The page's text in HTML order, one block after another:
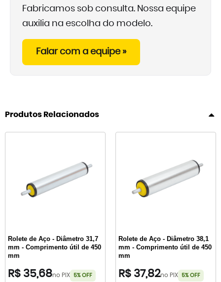
Fabricamos sob consulta. Nossa equipe
auxilia na escolha do modelo.
Falar com a equipe »
Produtos Relacionados
Rolete de Aço - Diâmetro 31,7
mm - Comprimento útil de 450
mm
R$ 35,68no PIX 5% OFF
Rolete de Aço - Diâmetro 38,1
mm - Comprimento útil de 450
mm
R$ 37,82no PIX 5% OFF